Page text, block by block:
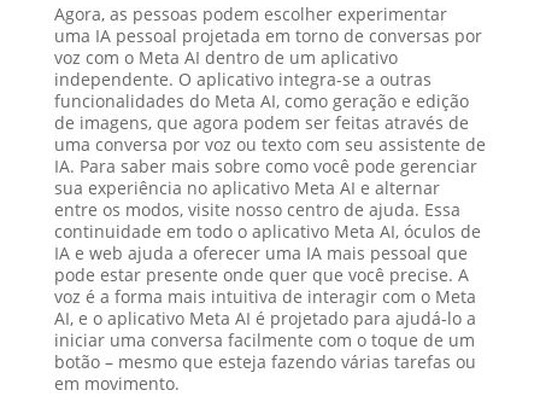
Agora, as pessoas podem escolher experimentar
uma IA pessoal projetada em torno de conversas por
voz com o Meta AI dentro de um aplicativo
independente. O aplicativo integra-se a outras
funcionalidades do Meta AI, como geração e edição
de imagens, que agora podem ser feitas através de
uma conversa por voz ou texto com seu assistente de
IA. Para saber mais sobre como você pode gerenciar
sua experiência no aplicativo Meta AI e alternar
entre os modos, visite nosso centro de ajuda. Essa
continuidade em todo o aplicativo Meta AI, óculos de
IA e web ajuda a oferecer uma IA mais pessoal que
pode estar presente onde quer que você precise. A
voz é a forma mais intuitiva de interagir com o Meta
AI, e o aplicativo Meta AI é projetado para ajudá-lo a
iniciar uma conversa facilmente com o toque de um
botão – mesmo que esteja fazendo várias tarefas ou
em movimento.